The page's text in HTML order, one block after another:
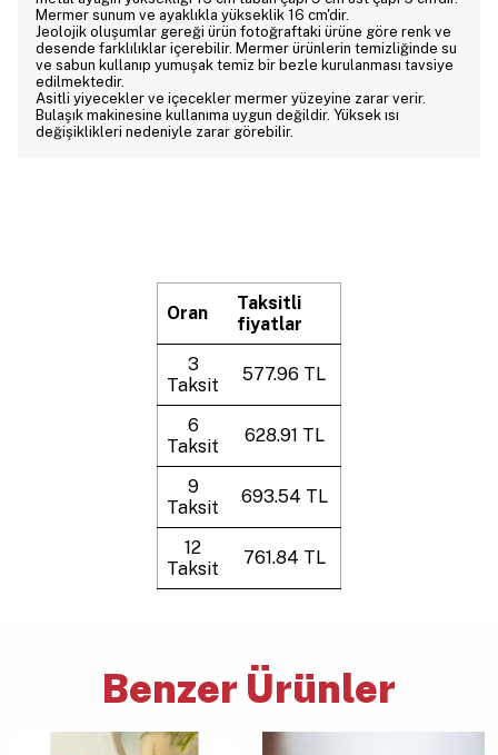
Mermer sunum ve ayaklıkla yükseklik 16 cm'dir.
Jeolojik oluşumlar gereği ürün fotoğraftaki ürüne göre renk ve
desende farklılıklar içerebilir. Mermer ürünlerin temizliğinde su
ve sabun kullanıp yumuşak temiz bir bezle kurulanması tavsiye
edilmektedir.
Asitli yiyecekler ve içecekler mermer yüzeyine zarar verir.
Bulaşık makinesine kullanıma uygun değildir. Yüksek ısı
değişiklikleri nedeniyle zarar görebilir.
Oran
Taksitli
fiyatlar
3
Taksit
577.96 TL
6
Taksit
628.91 TL
9
Taksit
693.54 TL
12
Taksit
761.84 TL
Benzer Ürünler